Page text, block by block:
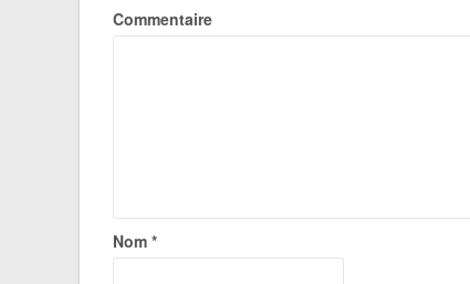
Commentaire
Nom *